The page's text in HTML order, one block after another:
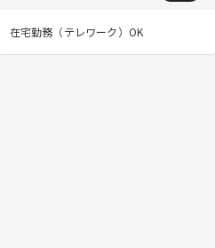
在宅勤務（テレワーク）OK